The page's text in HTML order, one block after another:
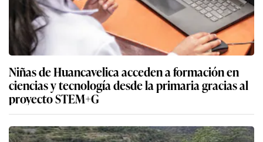
Niñas de Huancavelica acceden a formación en
ciencias y tecnología desde la primaria gracias al
proyecto STEM+G